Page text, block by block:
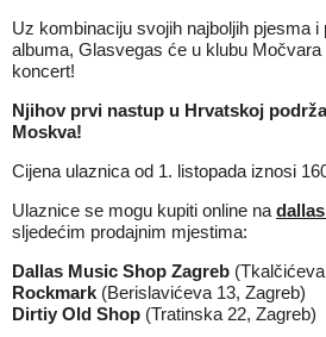
Uz kombinaciju svojih najboljih pjesma
albuma, Glasvegas će u klubu
koncert!
Njihov prvi nastup u Hrvatskoj
Moskva!
Cijena ulaznica od 1. listopada iznosi
Ulaznice se mogu kupiti online na
sljedećim prodajnim mjestima:
Dallas Music Shop Zagreb
Rockmark (Berislavićeva 13, Zagreb)
Dirtiy Old Shop (Tratinska 22, Zagreb)